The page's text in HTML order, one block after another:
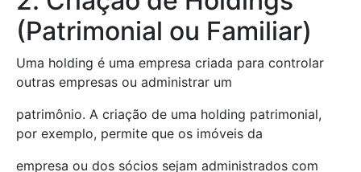
(Patrimonial ou Familiar)
Uma holding é uma empresa criada para controlar
outras empresas ou administrar um
patrimônio. A criação de uma holding patrimonial,
por exemplo, permite que os imóveis da
empresa ou dos sócios sejam administrados com